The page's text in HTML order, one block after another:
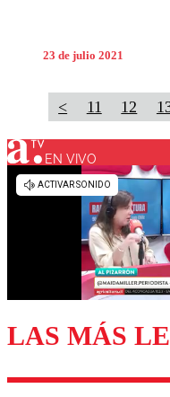
23 de julio 2021
< 11 12
EN VIVO
LAS MÁS